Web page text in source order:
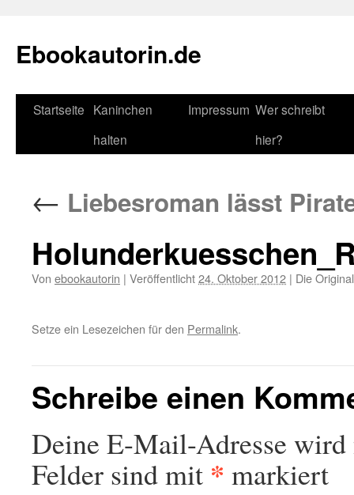
springen
Ebookautorin.de
Startseite Kaninchen
halten
Impressum Wer schreibt
hier?
← Liebesroman lässt
Von ebookautorin | Veröffentlicht24. Oktober 2012 | Die
Setze ein Lesezeichen für den Permalink.
Schreibe einen
Deine E-Mail-Adresse
Felder sind mit * markiert